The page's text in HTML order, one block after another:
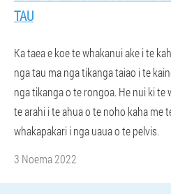
TAU
Ka taea e koe te whakanui ake i te
nga tau ma nga tikanga taiao i te
nga tikanga o te rongoa. He nui ki te
te arahi i te ahua o te noho kaha me
whakapakari i nga uaua o te pelvis.
3 Noema 2022